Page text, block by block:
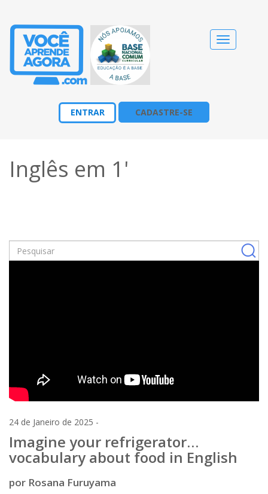
Alternar
navegação
ENTRAR CADASTRE-SE
Inglês em 1'
24 de Janeiro de 2025 -
Imagine your refrigerator…
vocabulary about food in English
por Rosana Furuyama